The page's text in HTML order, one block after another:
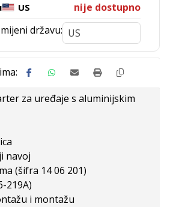
US
nije dostupno
državu:
za uređaje s aluminijskim
navoj
(šifra 14 06 201)
219A)
i montažu